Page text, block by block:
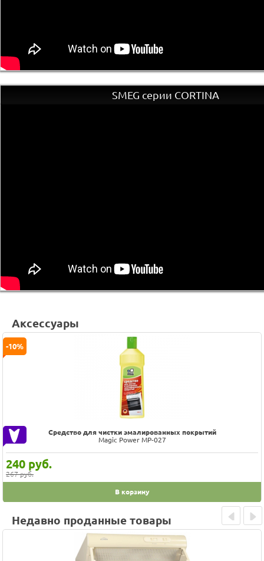
SMEG серии CORTINA
Аксессуары
Средство для чистки эмалированных покрытий
Magic Power MP-027
240 руб.
267 руб.
-10%
В корзину
Недавно проданные товары
Prev Next